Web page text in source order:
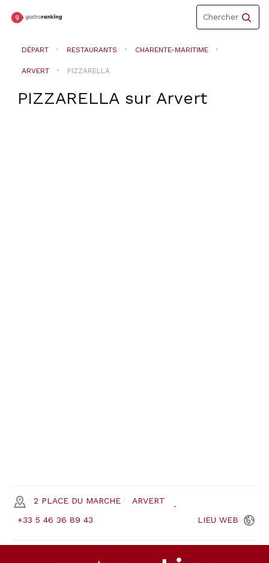
Toggle
navigation
Chercher
DÉPART RESTAURANTS CHARENTE-MARITIME
ARVERT PIZZARELLA
PIZZARELLAsur Arvert
2 PLACE DU MARCHE ARVERT
+33 5 46 36 89 43 LIEU WEB